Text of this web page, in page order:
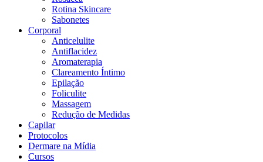
Rotina Skincare
Sabonetes
Corporal
Anticelulite
Antiflacidez
Aromaterapia
Clareamento Íntimo
Epilação
Foliculite
Massagem
Redução de Medidas
Capilar
Protocolos
Dermare na Mídia
Cursos